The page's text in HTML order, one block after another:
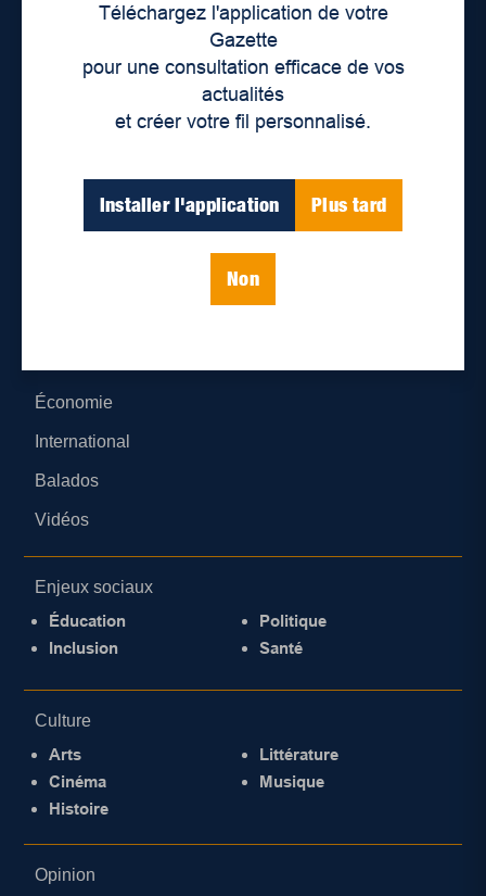
Téléchargez l'application de votre
Gazette
pour une consultation efficace de vos
actualités
et créer votre fil personnalisé.
Installer l'application Plus tard
Non
Lieux de distribution
Économie
International
Balados
Vidéos
Enjeux sociaux
Éducation
Inclusion
Politique
Santé
Culture
Arts
Cinéma
Histoire
Littérature
Musique
Opinion